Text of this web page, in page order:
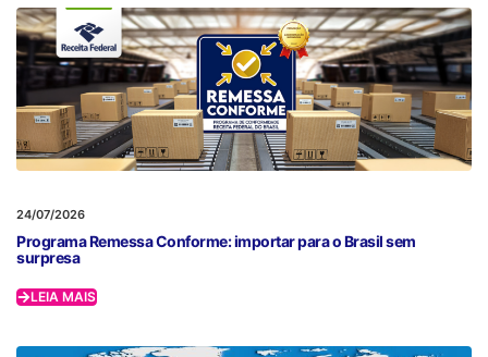
24/07/2026
Programa Remessa Conforme: importar para o Brasil sem
surpresa
LEIA MAIS